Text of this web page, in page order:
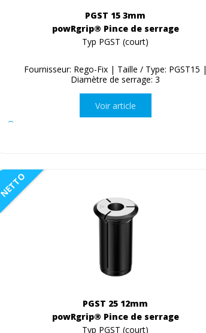
PGST 15 3mm
powRgrip® Pince de serrage
Typ PGST (court)
Fournisseur: Rego-Fix | Taille / Type: PGST15 |
Diamètre de serrage: 3
Voir article
NETTO
PGST 25 12mm
powRgrip® Pince de serrage
Typ PGST (court)